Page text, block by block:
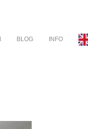
BLOG INFO